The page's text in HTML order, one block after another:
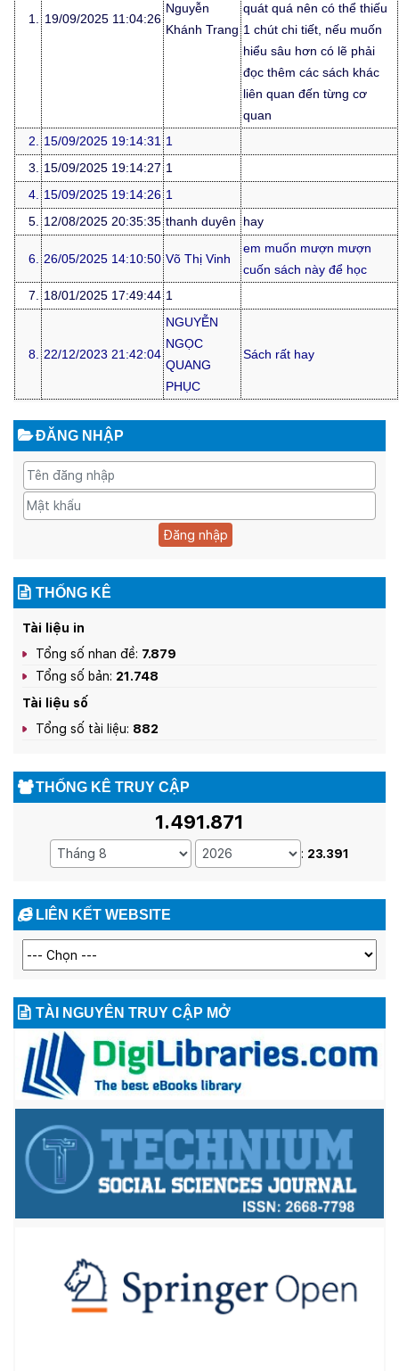
1. 19/09/2025 11:04:26
Nguyễn
Khánh Trang
quát quá nên có thể thiếu
1 chút chi tiết, nếu muốn
hiểu sâu hơn có lẽ phải
đọc thêm các sách khác
liên quan đến từng cơ
quan
2.
15/09/2025 19:14:31 1
3.
15/09/2025 19:14:27 1
4.
15/09/2025 19:14:26 1
5.
12/08/2025 20:35:35 thanh duyên hay
6. 26/05/2025 14:10:50 Võ Thị Vinh
em muốn mượn mượn
cuốn sách này để học
7.
18/01/2025 17:49:44 1
8. 22/12/2023 21:42:04
NGUYỄN
NGỌC
QUANG
PHỤC
Sách rất hay
ĐĂNG NHẬP
Đăng nhập
THỐNG KÊ
Tài liệu in
Tổng số nhan đề: 7.879
Tổng số bản: 21.748
Tài liệu số
Tổng số tài liệu: 882
THỐNG KÊ TRUY CẬP
1.491.871
: 23.391
LIÊN KẾT WEBSITE
TÀI NGUYÊN TRUY CẬP MỞ